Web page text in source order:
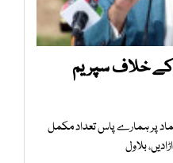
کے خلاف سپریم
پر ہمارے پاس تعداد مکمل
بلاول